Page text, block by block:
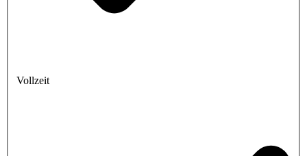
Vollzeit